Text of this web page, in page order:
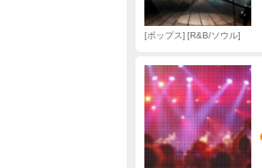
ポップス R&B/ソウル